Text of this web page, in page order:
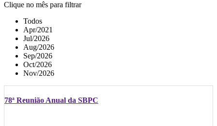
Clique no mês para filtrar
Todos
Apr/2021
Jul/2026
Aug/2026
Sep/2026
Oct/2026
Nov/2026
78ª Reunião Anual da SBPC